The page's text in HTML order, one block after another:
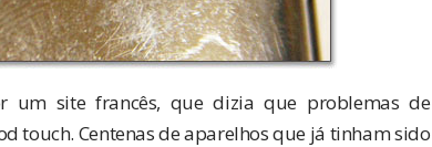
um site francês, que dizia que problemas de
touch. Centenas de aparelhos que já tinham sido